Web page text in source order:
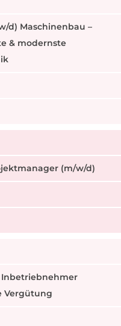
d) Maschinenbau –
& modernste
(m/w/d)
Vergütung